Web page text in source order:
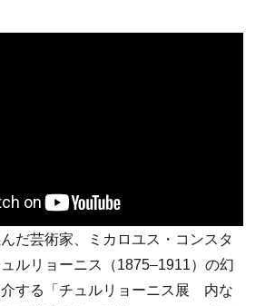
だ芸術家、ミカロユス・コンスタ
ルリョーニス（1875–1911）の幻
する「チュルリョーニス展 内な